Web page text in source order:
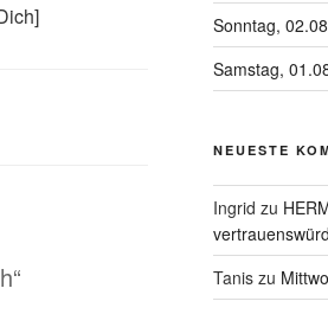
Sonntag,
Samstag,
NEUESTE
Ingrid zu
Taniszu